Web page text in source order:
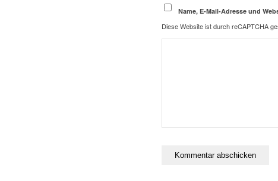
Name, E-Mail-Adresse und
Diese Website ist durch reCAPTCHA